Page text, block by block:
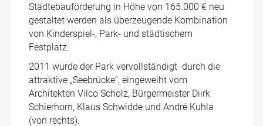
Städtebauförderung in Höhe von 165.000 € neu
gestaltet werden als überzeugende Kombination
von Kinderspiel-, Park- und städtischem
Festplatz.
2011 wurde der Park vervollständigt durch die
attraktive „Seebrücke“, eingeweiht vom
Architekten Vilco Scholz, Bürgermeister Diirk
Schierhorn, Klaus Schwidde und André Kuhla
(von rechts).